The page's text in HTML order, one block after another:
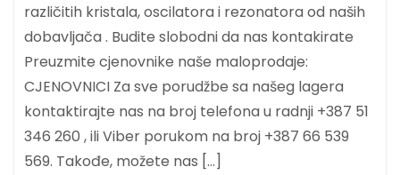
različitih kristala, oscilatora i rezonatora od naših
dobavljača . Budite slobodni da nas kontakirate
Preuzmite cjenovnike naše maloprodaje:
CJENOVNICI Za sve porudžbe sa našeg lagera
kontaktirajte nas na broj telefona u radnji +387 51
346 260 , ili Viber porukom na broj +387 66 539
569. Takođe, možete nas […]